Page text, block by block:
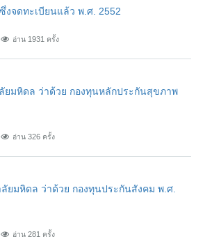
งจดทะเบียนแล้ว พ.ศ. 2552
อ่าน 1931 ครั้ง
ยมหิดล ว่าด้วย กองทุนหลักประกันสุขภาพ
อ่าน 326 ครั้ง
ยมหิดล ว่าด้วย กองทุนประกันสังคม พ.ศ.
อ่าน 281 ครั้ง